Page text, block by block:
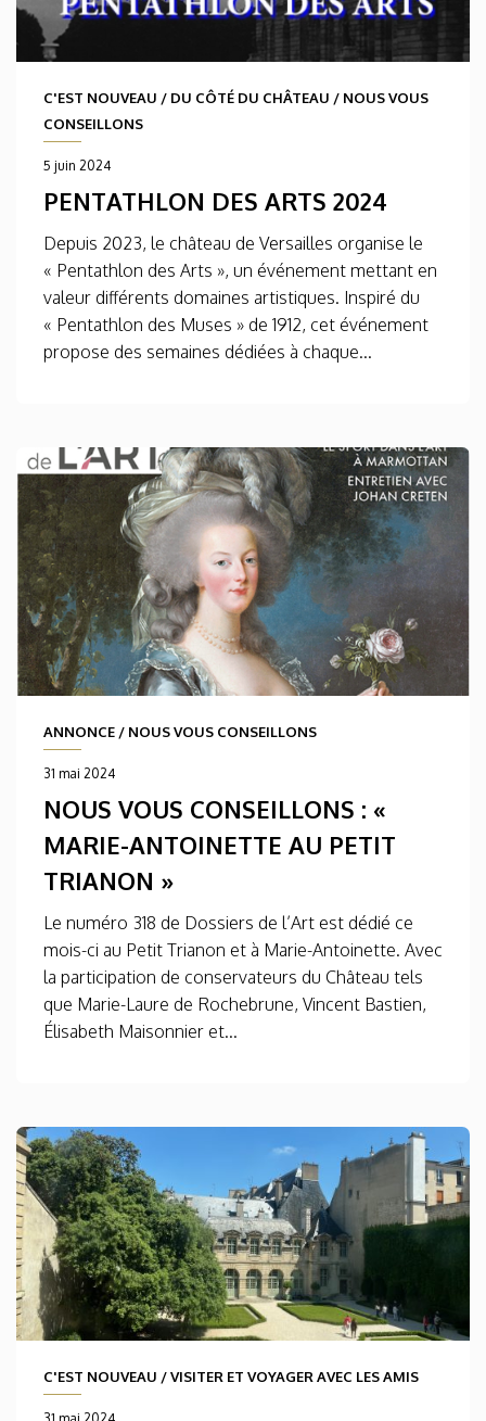
C'EST NOUVEAU / DU CÔTÉ DU CHÂTEAU / NOUS VOUS
CONSEILLONS
5 juin 2024
PENTATHLON DES ARTS 2024
Depuis 2023, le château de Versailles organise le
« Pentathlon des Arts », un événement mettant en
valeur différents domaines artistiques. Inspiré du
« Pentathlon des Muses » de 1912, cet événement
propose des semaines dédiées à chaque...
ANNONCE / NOUS VOUS CONSEILLONS
31 mai 2024
NOUS VOUS CONSEILLONS : «
MARIE-ANTOINETTE AU PETIT
TRIANON »
Le numéro 318 de Dossiers de l’Art est dédié ce
mois-ci au Petit Trianon et à Marie-Antoinette. Avec
la participation de conservateurs du Château tels
que Marie-Laure de Rochebrune, Vincent Bastien,
Élisabeth Maisonnier et...
C'EST NOUVEAU /VISITER ET VOYAGER AVEC LES AMIS